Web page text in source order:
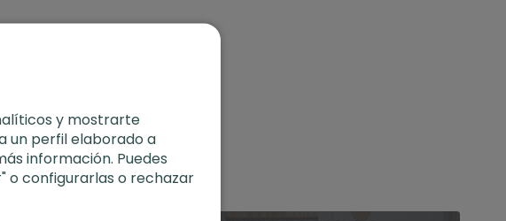
y mostrarte
un perfil elaborado a
información. Puedes
o configurarlas o rechazar